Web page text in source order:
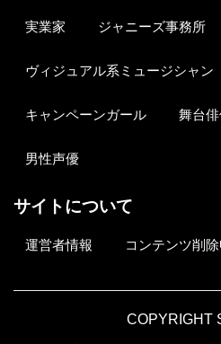
実業家 ジャニーズ事務所
ヴィジュアル系ミュージシャン
キャンペーンガール 舞台
男性声優
サイトについて
運営者情報 コンテンツ削
COPYRIGHT